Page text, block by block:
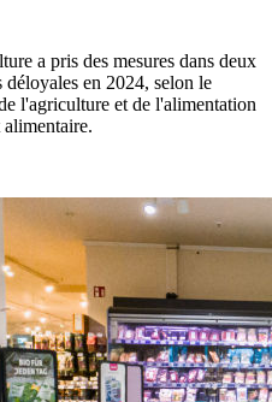
a pris des mesures dans deux
en 2024, selon le
l'agriculture et de l'alimentation